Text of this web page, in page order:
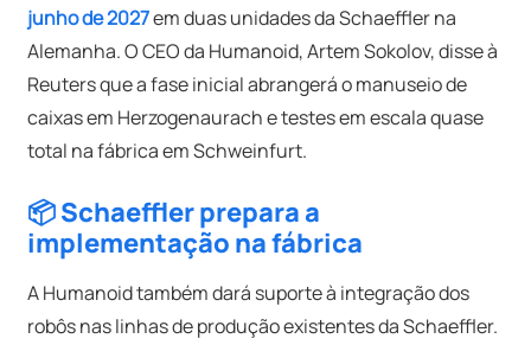
junho de 2027em duas unidades da Schaeffler na
Alemanha. O CEO da Humanoid, Artem Sokolov, disse à
Reuters que a fase inicial abrangerá o manuseio de
caixas em Herzogenaurach e testes em escala quase
total na fábrica em Schweinfurt.
📦 Schaeffler prepara a
implementação na fábrica
A Humanoid também dará suporte à integração dos
robôs nas linhas de produção existentes da Schaeffler.